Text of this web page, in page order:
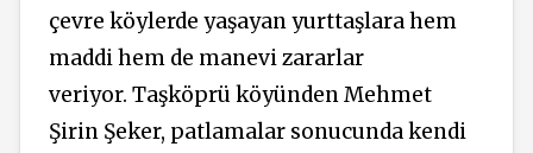
çevre köylerde yaşayan yurttaşlara hem
maddi hem de manevi zararlar
veriyor. Taşköprü köyünden Mehmet
Şirin Şeker, patlamalar sonucunda kendi